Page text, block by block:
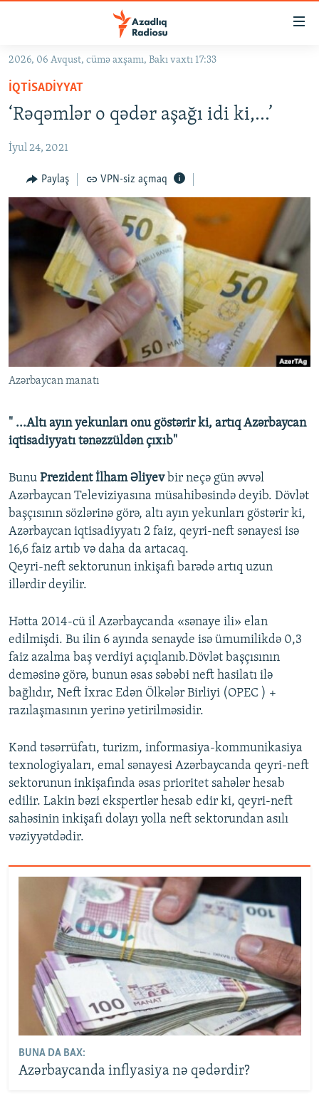
Əsas
qayıt
Əsas
naviqasiyaya
qayıt
GÜNDƏM
KORRUPSIOMETR
#ƏSLINDƏ
FƏRQƏ BAX
QANUNI DOĞRU
ARAŞDIRMA
MULTIMEDIA
VIDEO
FOTOQALEREYA
İNFOQRAFIKA
RADIO ARXIV
AZƏRBAYCAN ƏDƏBIYYATI KITABXANASI
İSLAM VƏ DEMOKRATIYA
İZ - MƏDƏNIYYƏT PROQRAMI
HAQQIMIZDA
MISSIYAMIZ
PEŞƏ ETIKASI VƏ JURNALISTIKA STANDARTLARIMIZ
MATERIALLARIMIZDAN ISTIFADƏ
BIZIMLƏ ƏLAQƏ
BIZI IZLƏ
2026, 06 Avqust, cümə axşamı, Bakı vaxtı 17:33
İQTISADIYYAT
‘Rəqəmlər o qədər aşağı idi ki,...’
İyul 24, 2021
Paylaş VPN-siz açmaq
Azərbaycan manatı
" ...Altı ayın yekunları onu göstərir ki, artıq Azərbaycan
iqtisadiyyatı tənəzzüldən çıxıb"
Bunu Prezident İlham Əliyevbir neçə gün əvvəl
Azərbaycan Televiziyasına müsahibəsində deyib. Dövlət
başçısının sözlərinə görə, altı ayın yekunları göstərir ki,
Azərbaycan iqtisadiyyatı 2 faiz, qeyri-neft sənayesi isə
16,6 faiz artıb və daha da artacaq.
Qeyri-neft sektorunun inkişafı barədə artıq uzun
illərdir deyilir.
Hətta 2014-cü il Azərbaycanda «sənaye ili» elan
edilmişdi. Bu ilin 6 ayında senayde isə ümumilikdə 0,3
faiz azalma baş verdiyi açıqlanıb.Dövlət başçısının
deməsinə görə, bunun əsas səbəbi neft hasilatı ilə
bağlıdır, Neft İxrac Edən Ölkələr Birliyi (OPEC ) +
razılaşmasının yerinə yetirilməsidir.
Kənd təsərrüfatı, turizm, informasiya-kommunikasiya
texnologiyaları, emal sənayesi Azərbaycanda qeyri-neft
sektorunun inkişafında əsas prioritet sahələr hesab
edilir. Lakin bəzi ekspertlər hesab edir ki, qeyri-neft
sahəsinin inkişafı dolayı yolla neft sektorundan asılı
vəziyyətdədir.
BUNA DA BAX:
Azərbaycanda inflyasiya nə qədərdir?